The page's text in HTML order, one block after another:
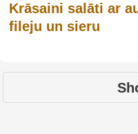
Krāsaini salāti ar
fileju un sieru